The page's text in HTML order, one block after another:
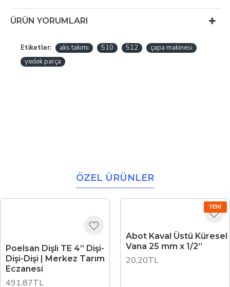
ÜRÜN YORUMLARI
Etiketler: aks takımı 510 512
çapa makinesi
yedek parça
ÖZEL ÜRÜNLER
Poelsan Dişli TE 4” Dişi-
Dişi-Dişi | Merkez Tarım
Eczanesi
491,87TL
YENI
Abot Kaval Üstü Küresel
Vana 25 mm x 1/2”
20,20TL